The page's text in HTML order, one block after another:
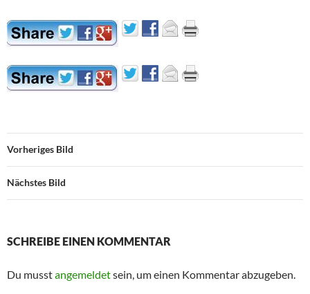
Vorheriges Bild
Nächstes Bild
SCHREIBE EINEN KOMMENTAR
Du musstangemeldetsein, um einen Kommentar abzugeben.